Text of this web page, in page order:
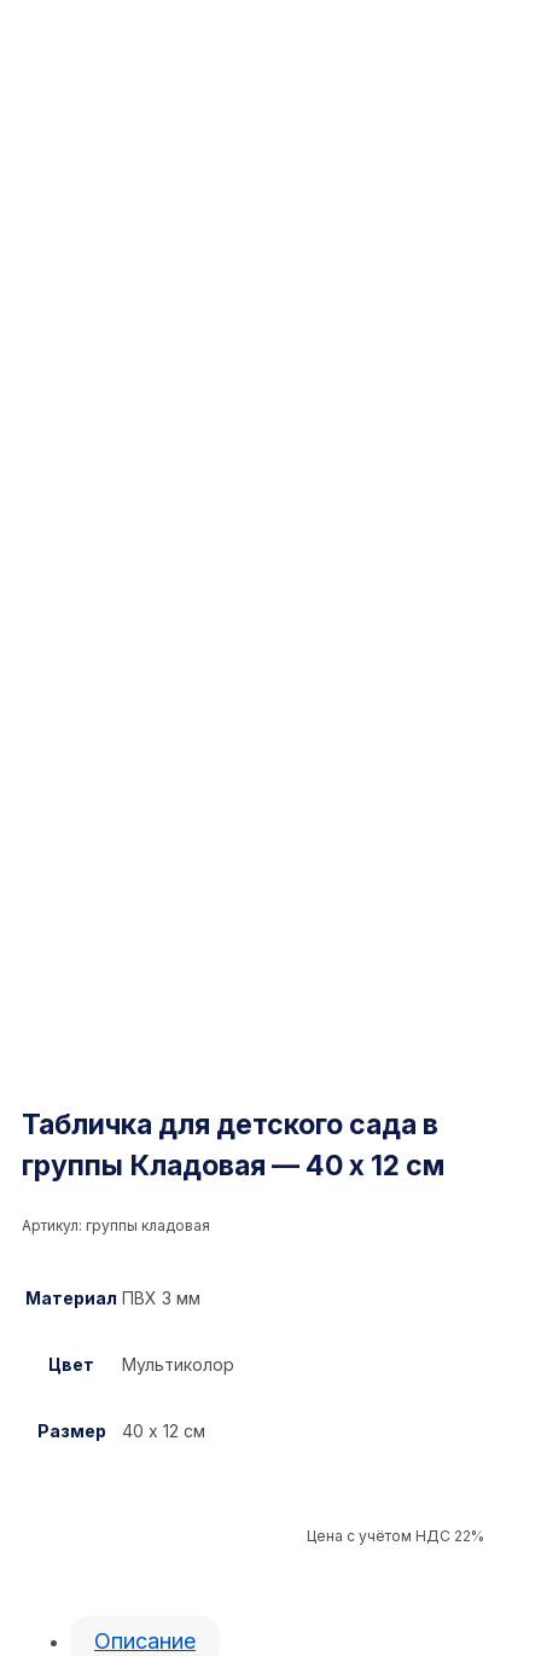
Табличка для детского сада в
группы Кладовая — 40 х 12 см
Артикул: группы кладовая
Материал ПВХ 3 мм
Цвет Мультиколор
Размер 40 х 12 см
Цена с учётом НДС 22%
Описание